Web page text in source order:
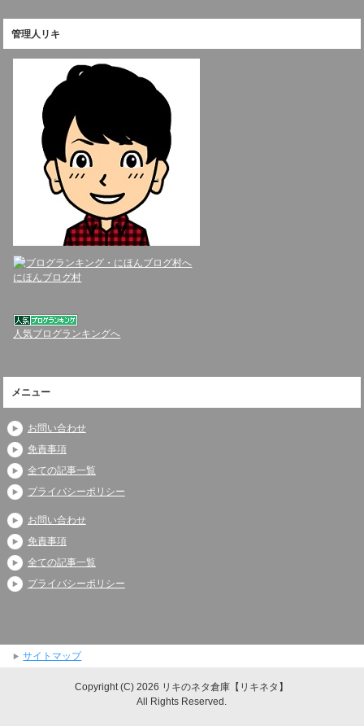
管理人リキ
にほんブログ村
人気ブログランキングへ
メニュー
お問い合わせ
免責事項
全ての記事一覧
プライバシーポリシー
お問い合わせ
免責事項
全ての記事一覧
プライバシーポリシー
サイトマップ
Copyright (C) 2026 リキのネタ倉庫【リキネタ】
All Rights Reserved.